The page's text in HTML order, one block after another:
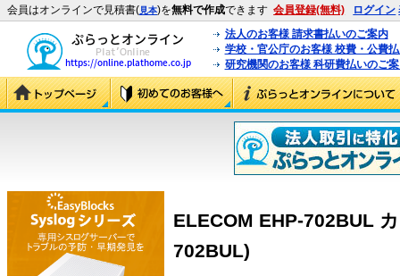
会員はオンラインで見積書(見本)を無料で作成できます 会員登録(無料) ログイン
法人のお客様 請求書払いのご案内
学校・官公庁のお客様 校費・公費
研究機関のお客様 科研費払いのご
ELECOM EHP-702BUL
702BUL)